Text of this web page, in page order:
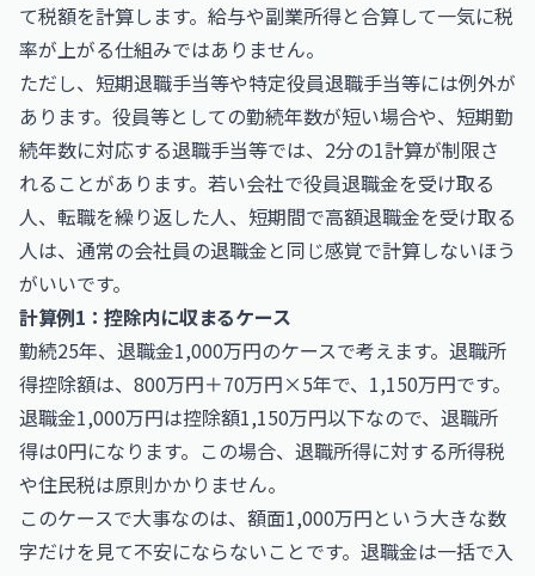
て税額を計算します。給与や副業所得と合算して一気に税
率が上がる仕組みではありません。
ただし、短期退職手当等や特定役員退職手当等には例外が
あります。役員等としての勤続年数が短い場合や、短期勤
続年数に対応する退職手当等では、2分の1計算が制限さ
れることがあります。若い会社で役員退職金を受け取る
人、転職を繰り返した人、短期間で高額退職金を受け取る
人は、通常の会社員の退職金と同じ感覚で計算しないほう
がいいです。
計算例1：控除内に収まるケース
勤続25年、退職金1,000万円のケースで考えます。退職所
得控除額は、800万円＋70万円×5年で、1,150万円です。
退職金1,000万円は控除額1,150万円以下なので、退職所
得は0円になります。この場合、退職所得に対する所得税
や住民税は原則かかりません。
このケースで大事なのは、額面1,000万円という大きな数
字だけを見て不安にならないことです。退職金は一括で入